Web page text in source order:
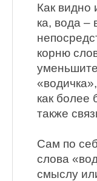
Как видно
ка, вода –
корню
как более
также
Сам по
слова
смыслу